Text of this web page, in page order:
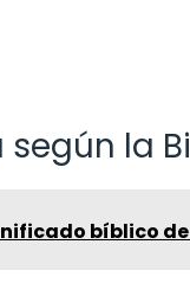
la
bíblico